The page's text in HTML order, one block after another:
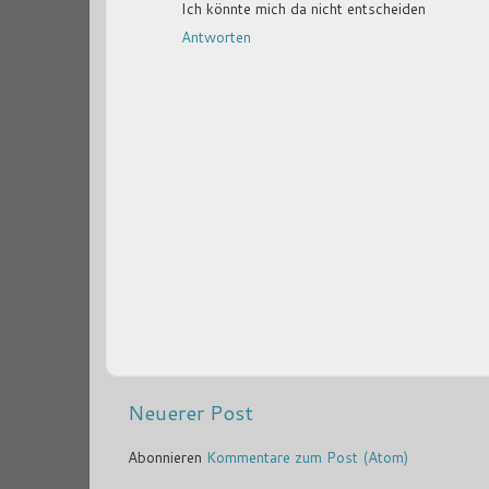
Ich könnte mich da nicht entscheiden
Antworten
Neuerer Post
Abonnieren Kommentare zum Post (Atom)